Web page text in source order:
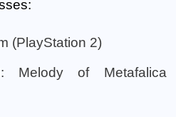
(PlayStation 2)
Melody of Metafalica